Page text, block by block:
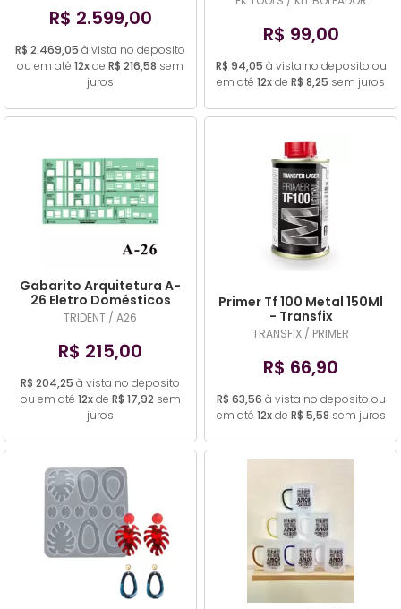
R$ 2.599,00
R$ 2.469,05 à vista no deposito
ou em até 12xde R$ 216,58 sem
juros
R$ 99,00
R$ 94,05 à vista no deposito ou
em até 12xde R$ 8,25 sem juros
Gabarito Arquitetura A-
26 Eletro Domésticos
Trident
TRIDENT / A26
R$ 215,00
R$ 204,25 à vista no deposito
ou em até 12xde R$ 17,92 sem
juros
Primer Tf 100 Metal 150Ml
- Transfix
TRANSFIX / PRIMER
R$ 66,90
R$ 63,56 à vista no deposito ou
em até 12xde R$ 5,58 sem juros